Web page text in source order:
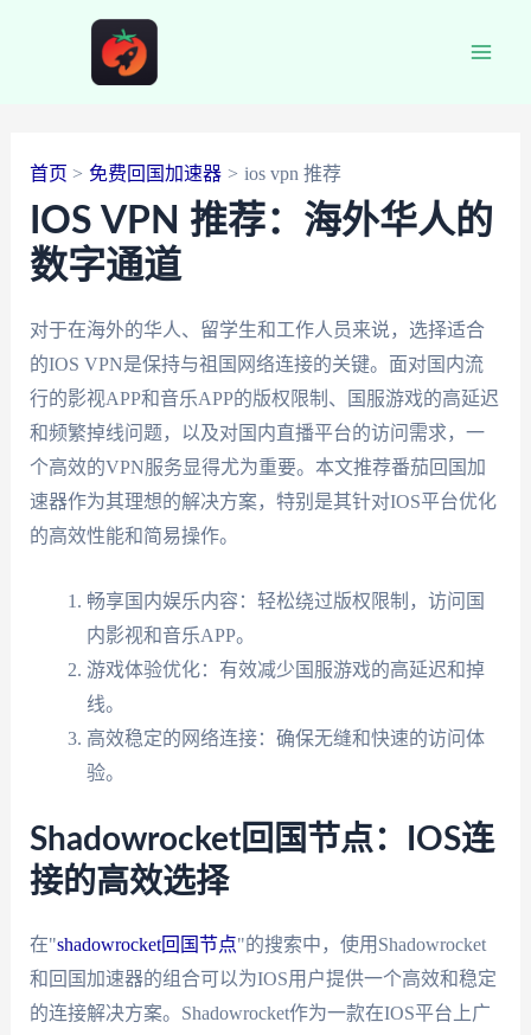
首页 免费回国加速器 ios vpn 推荐
IOS VPN 推荐：海外华人的
数字通道
对于在海外的华人、留学生和工作人员来说，选择适合
的IOS VPN是保持与祖国网络连接的关键。面对国内流
行的影视APP和音乐APP的版权限制、国服游戏的高延迟
和频繁掉线问题，以及对国内直播平台的访问需求，一
个高效的VPN服务显得尤为重要。本文推荐番茄回国加
速器作为其理想的解决方案，特别是其针对IOS平台优化
的高效性能和简易操作。
畅享国内娱乐内容：轻松绕过版权限制，访问国
内影视和音乐APP。
游戏体验优化：有效减少国服游戏的高延迟和掉
线。
高效稳定的网络连接：确保无缝和快速的访问体
验。
Shadowrocket回国节点：IOS连
接的高效选择
在"shadowrocket回国节点"的搜索中，使用Shadowrocket
和回国加速器的组合可以为IOS用户提供一个高效和稳定
的连接解决方案。Shadowrocket作为一款在IOS平台上广